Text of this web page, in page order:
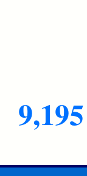
9,195